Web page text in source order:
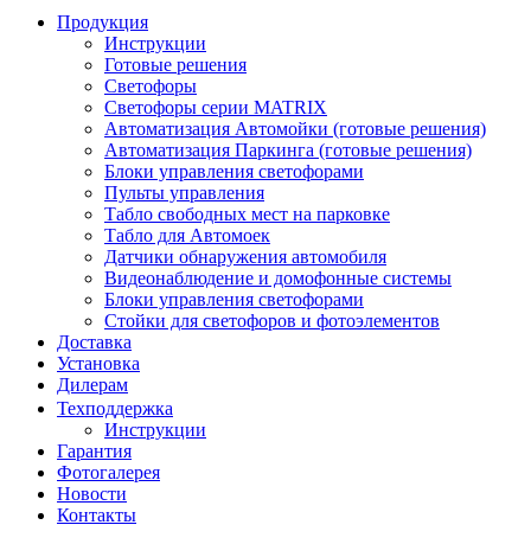
Продукция
Инструкции
Готовые решения
Светофоры
Светофоры серии MATRIX
Автоматизация Автомойки (готовые решения)
Автоматизация Паркинга (готовые решения)
Блоки управления светофорами
Пульты управления
Табло свободных мест на парковке
Табло для Автомоек
Датчики обнаружения автомобиля
Видеонаблюдение и домофонные системы
Блоки управления светофорами
Стойки для светофоров и фотоэлементов
Доставка
Установка
Дилерам
Техподдержка
Инструкции
Гарантия
Фотогалерея
Новости
Контакты